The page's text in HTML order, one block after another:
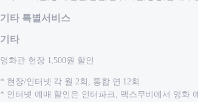
기타 특별서비스
기타
영화관 현장 1,500원 할인
* 현장/인터넷 각 월 2회, 통합 연 12회
* 인터넷 예매 할인은 인터파크, 맥스무비에서 영화